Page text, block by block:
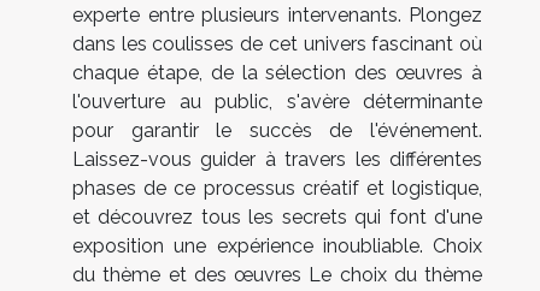
experte entre plusieurs intervenants. Plongez
dans les coulisses de cet univers fascinant où
chaque étape, de la sélection des œuvres à
l'ouverture au public, s'avère déterminante
pour garantir le succès de l'événement.
Laissez-vous guider à travers les différentes
phases de ce processus créatif et logistique,
et découvrez tous les secrets qui font d'une
exposition une expérience inoubliable. Choix
du thème et des œuvres Le choix du thème